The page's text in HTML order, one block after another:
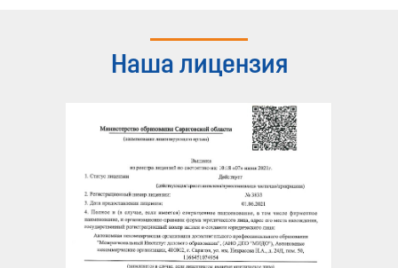
Наша лицензия